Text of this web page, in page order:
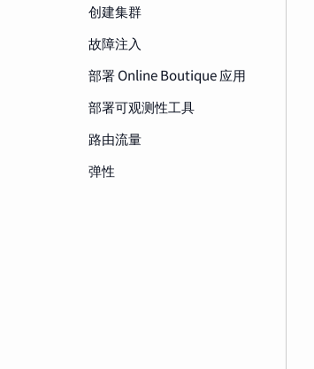
创建集群
故障注入
部署 Online Boutique 应用
部署可观测性工具
路由流量
弹性